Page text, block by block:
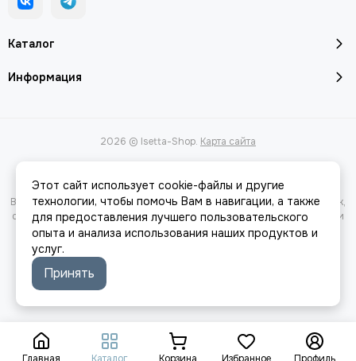
Каталог
Информация
2026 © Isetta-Shop. Карта сайта
Вся представленная на сайте информация, касающаяся характеристик,
стоимости товаров и услуг, носит информационный характер и ни при
каких условиях не является публичной офертой, определяемой
положениями Статьи 437(2) Гражданского кодекса РФ.
Этот сайт использует cookie-файлы и другие
технологии, чтобы помочь Вам в навигации, а также
для предоставления лучшего пользовательского
опыта и анализа использования наших продуктов и
услуг.
Принять